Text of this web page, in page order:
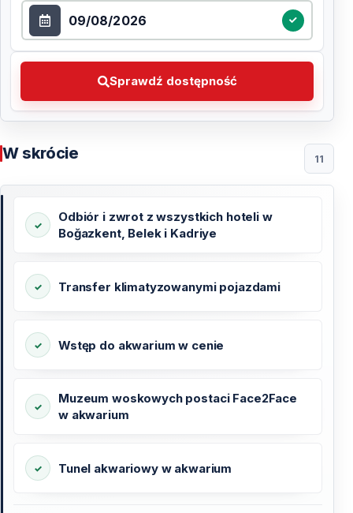
Wybierz datę
Sprawdź dostępność
Sprawdź dostępność Wybierz preferowaną datę
W skrócie 11
Odbiór i zwrot z wszystkich hoteli w
Boğazkent, Belek i Kadriye
Transfer klimatyzowanymi pojazdami
Wstęp do akwarium w cenie
Muzeum woskowych postaci Face2Face
w akwarium
Tunel akwariowy w akwarium